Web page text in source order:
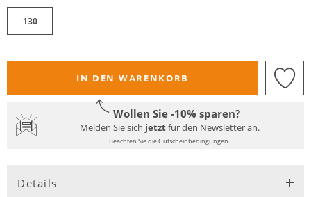
130
IN DEN WARENKORB
Wollen Sie -10% sparen?
Melden Sie sich jetztfür den Newsletter an.
Beachten Sie die Gutscheinbedingungen.
Details